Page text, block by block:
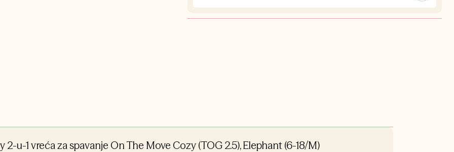
u-1 vreća za spavanje On The Move Cozy (TOG 2.5), Elephant (6-18/M)